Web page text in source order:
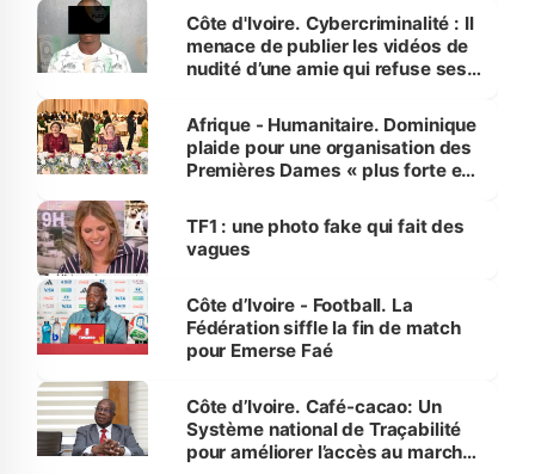
des Transports
Côte d'Ivoire. Cybercriminalité : Il
menace de publier les vidéos de
nudité d’une amie qui refuse ses
Afrique - Humanitaire. Dominique
plaide pour une organisation des
Premières Dames « plus forte et
sur la scène internationale »
TF1 : une photo fake qui fait des
vagues
Côte d’Ivoire - Football. La
Fédération siffle la fin de match
pour Emerse Faé
Côte d’Ivoire. Café-cacao: Un
Système national de Traçabilité
pour améliorer l’accès au marché